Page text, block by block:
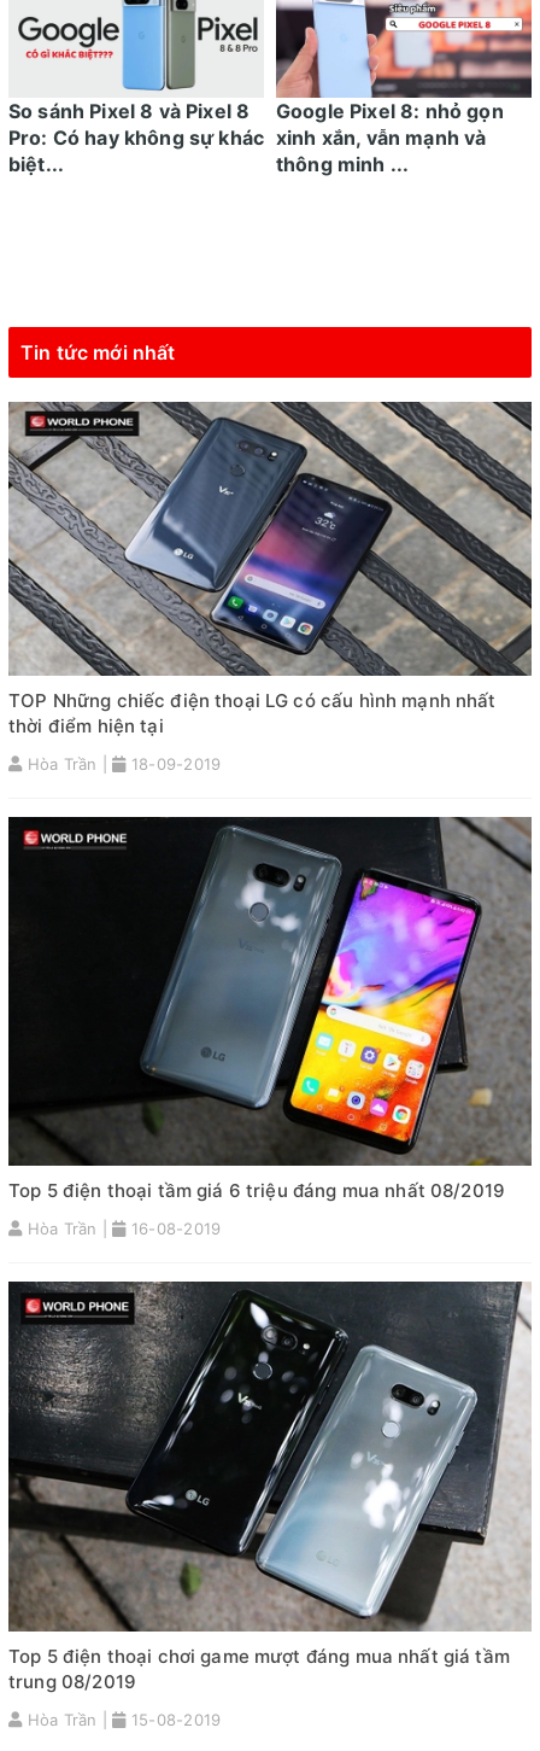
So sánh Pixel 8 và Pixel 8
Pro: Có hay không sự khác
biệt...
Google Pixel 8: nhỏ gọn
xinh xắn, vẫn mạnh và
thông minh ...
Tin tức mới nhất
TOP Những chiếc điện thoại LG có cấu hình mạnh nhất
thời điểm hiện tại
Hòa Trần | 18-09-2019
Top 5 điện thoại tầm giá 6 triệu đáng mua nhất 08/2019
Hòa Trần | 16-08-2019
Top 5 điện thoại chơi game mượt đáng mua nhất giá tầm
trung 08/2019
Hòa Trần | 15-08-2019